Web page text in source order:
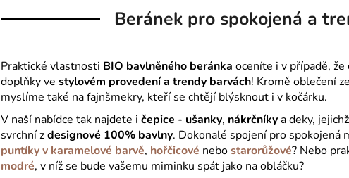
Beránek pro spokojená a
Praktické vlastnosti BIO bavlněného beránka oceníte i v případě,
doplňky ve stylovém provedení a trendy barvách! Kromě oblečení ze
myslíme také na fajnšmekry, kteří se chtějí blýsknout i v kočárku.
V naší nabídce tak najdete i čepice - ušanky, nákrčníkya deky, jejichž
svrchní zdesignové 100% bavlny. Dokonalé spojení pro spokojená
puntíky v karamelové barvě, hořčicové nebostarorůžové? Nebo
modré, v níž se bude vašemu miminku spát jako na obláčku?